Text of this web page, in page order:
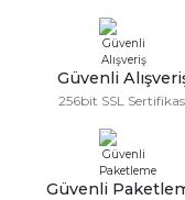
Ürün resmi
Ürün
Ürün bilgilerinde
Ürün fiyatı diğer
Bu ürüne benzer
Güvenli
256bit SSL
Güvenli